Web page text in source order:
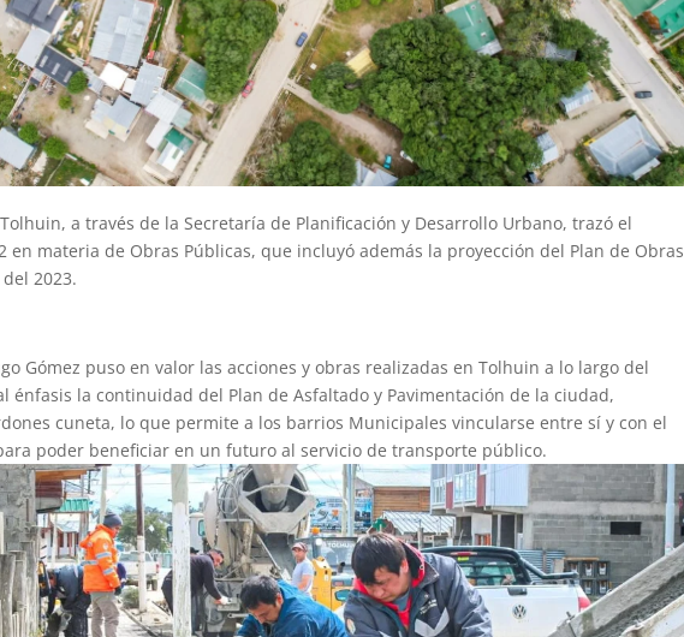
a través de la Secretaría de Planificación y Desarrollo Urbano, trazó el
en materia de Obras Públicas, que incluyó además la proyección del Plan de Obras
2023.
Gómez puso en valor las acciones y obras realizadas en Tolhuin a lo largo del
énfasis la continuidad del Plan de Asfaltado y Pavimentación de la ciudad,
cuneta, lo que permite a los barrios Municipales vincularse entre sí y con el
poder beneficiar en un futuro al servicio de transporte público.